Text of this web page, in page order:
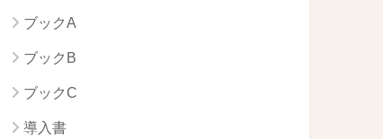
ブックA
ブックB
ブックC
導入書